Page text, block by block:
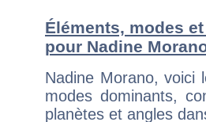
Éléments, modes
pour Nadine
Nadine Morano, voici
modes dominants,
planètes et angles